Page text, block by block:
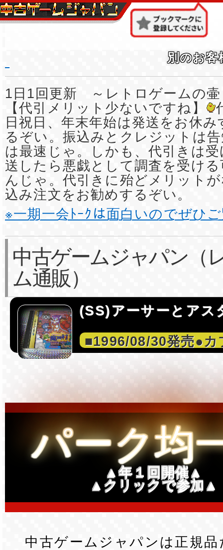
1日1回更新 ～レトロゲームの壷
【代引メリット少ないですね】
日祝日、年末年始は発送をお休
るぞい。振込みとクレジットは
は最速じゃ。しかも、代引きは
送したら悪戯として調査を受け
んじゃ。代引きに殆どメリット
込み注文をお勧めするぞい。
※一期一会ﾄｰｸは面白いのでぜひ
中古ゲームジャパン（
ム通販）
(SS)アーサーとアス
■1996/08/30発売●カ
パーク均
▲年１回開催▲
▲クリックで参加▲
中古ゲームジャパンは正規
別のお客